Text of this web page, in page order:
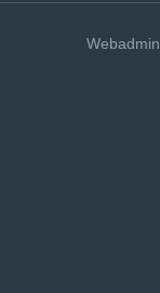
Webadmin